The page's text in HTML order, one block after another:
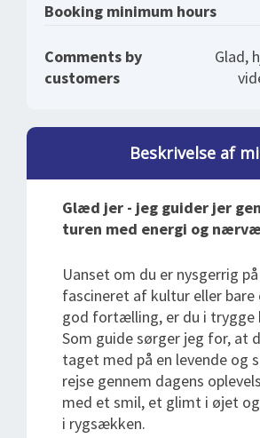
Booking minimum hours
Comments by
customers
Glad,
Beskrivelse af
Glæd jer - jeg guider jer
turen med energi og
Uanset om du er nysgerrig
fascineret af kultur eller bare
god fortælling, er du i trygge
Som guide sørger jeg for, at
taget med på en levende og
rejse gennem dagens
med et smil, et glimt i øjet
i rygsækken.